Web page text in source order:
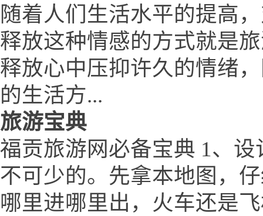
随着人们生活水平的提高
释放这种情感的方式就是
释放心中压抑许久的情绪
的生活方...
旅游宝典
福贡旅游网必备宝典 1、
不可少的。先拿本地图，
哪里进哪里出，火车还是